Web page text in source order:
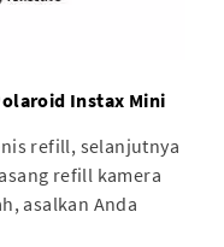
Instax Mini
refill, selanjutnya
refill kamera
asalkan Anda